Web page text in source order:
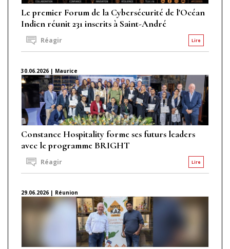
Le premier Forum de la Cybersécurité de l'Océan
Indien réunit 231 inscrits à Saint-André
Lire
Réagir
30.06.2026 | Maurice
Constance Hospitality forme ses futurs leaders
avec le programme BRIGHT
Lire
Réagir
29.06.2026 | Réunion